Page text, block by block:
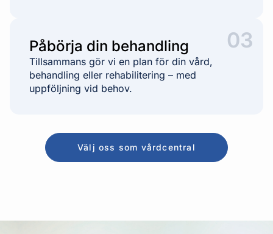
03
Påbörja din behandling
Tillsammans gör vi en plan för din vård,
behandling eller rehabilitering – med
uppföljning vid behov.
Välj oss som vårdcentral